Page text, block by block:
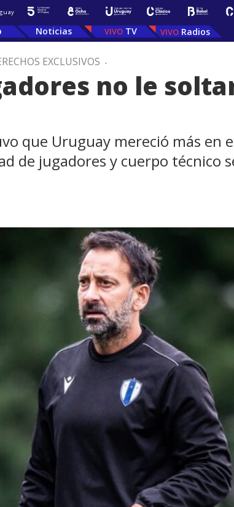
Noticias TV Radios
EXCLUSIVOS .
no le
que Uruguay mereció más en
de jugadores y cuerpo técnico